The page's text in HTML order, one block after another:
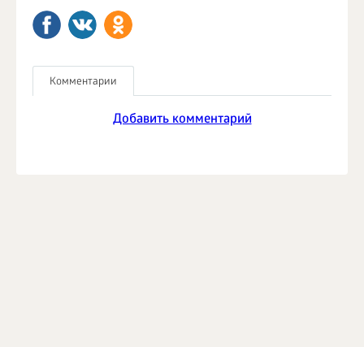
Комментарии
Добавить комментарий